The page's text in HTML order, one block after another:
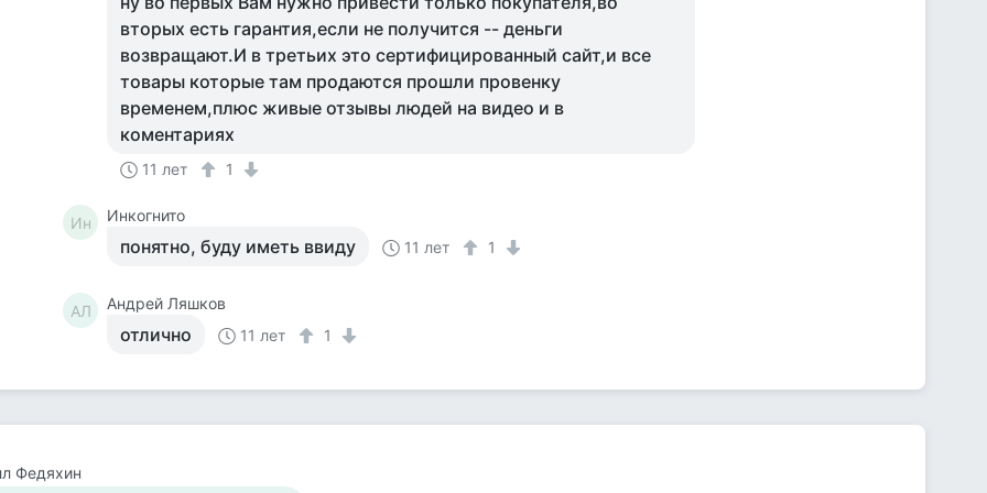
вторых есть гарантия,если не получится -- деньги
возвращают.И в третьих это сертифицированный сайт,и все
товары которые там продаются прошли провенку
временем,плюс живые отзывы людей на видео и в
коментариях
11 лет 1
Ин Инкогнито
понятно, буду иметь ввиду 11 лет 1
АЛ Андрей Ляшков
отлично 11 лет 1
Федяхин